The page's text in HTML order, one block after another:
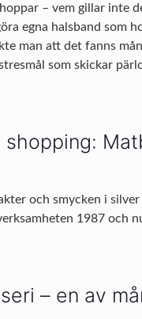
– vem gillar inte
egna halsband som
man att det fanns
som skickar
shopping:
och smycken i silver
1987 och
– en av